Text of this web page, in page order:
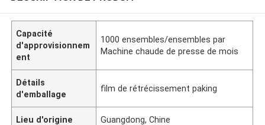
Capacité
d'approvisionnem
ent
1000 ensembles/ensembles par
Machine chaude de presse de mois
Détails
d'emballage
film de rétrécissement paking
Lieu d'origine Guangdong, Chine